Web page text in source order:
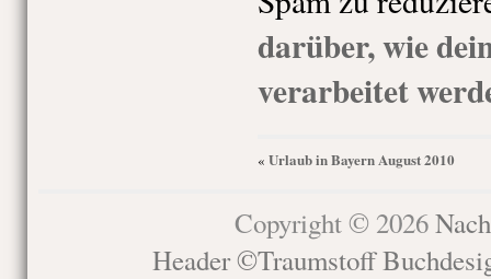
darüber, wie
verarbeitet
« Urlaub in Bayern August 2010
Copyright © 2026
Header ©Traumstoff